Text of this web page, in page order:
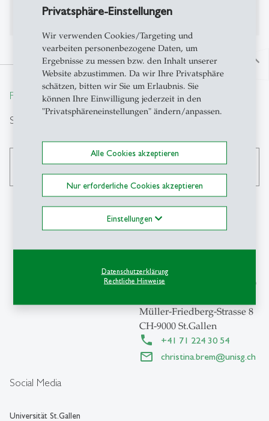
Privatsphäre-Einstellungen
Wir verwenden Cookies/Targeting und
vearbeiten personenbezogene Daten, um
Ergebnisse zu messen bzw. den Inhalt unserer
Website abzustimmen. Da wir Ihre Privatsphäre
schätzen, bitten wir Sie um Erlaubnis. Sie
können Ihre Einwilligung jederzeit in den
"Privatsphäreneinstellungen" ändern/anpassen.
Alle Cookies akzeptieren
Nur erforderliche Cookies akzeptieren
Einstellungen
Datenschutzerklärung
Rechtliche Hinweise
Bisher keine Publikationen auf Alexandria
north
From insight to impact.
Suche
Social Media
Universität St.Gallen
Institut für
Wirtschaftsinformatik (IWI)
Müller-Friedberg-Strasse 8
CH-9000 St.Gallen
+41 71 224 30 54
christina.brem@unisg.ch